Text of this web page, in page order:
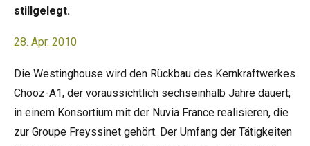
stillgelegt.
28. Apr. 2010
Die Westinghouse wird den Rückbau des Kernkraftwerkes
Chooz-A1, der voraussichtlich sechseinhalb Jahre dauert,
in einem Konsortium mit der Nuvia France realisieren, die
zur Groupe Freyssinet gehört. Der Umfang der Tätigkeiten